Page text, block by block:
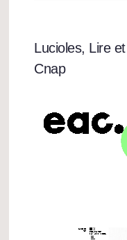
Lucioles, Lire
Cnap